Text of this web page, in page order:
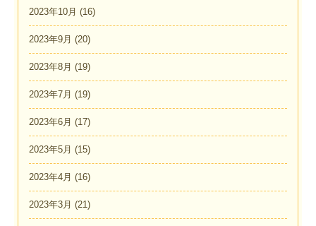
2023年10月 (16)
2023年9月 (20)
2023年8月 (19)
2023年7月 (19)
2023年6月 (17)
2023年5月 (15)
2023年4月 (16)
2023年3月 (21)